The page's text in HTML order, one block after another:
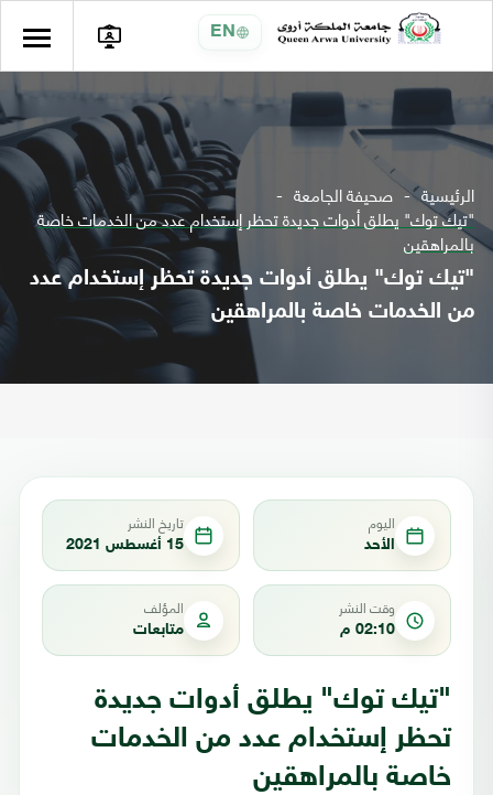
EN
الرئيسية صحيفة الجامعة
"تيك توك" يطلق أدوات جديدة تحظر إستخدام عدد من الخدمات خاصة
بالمراهقين
"تيك توك" يطلق أدوات جديدة تحظر إستخدام عدد
من الخدمات خاصة بالمراهقين
اليوم
الأحد
تاريخ النشر
15 أغسطس 2021
وقت النشر
02:10 م
المؤلف
متابعات
"تيك توك" يطلق أدوات جديدة
تحظر إستخدام عدد من الخدمات
خاصة بالمراهقين